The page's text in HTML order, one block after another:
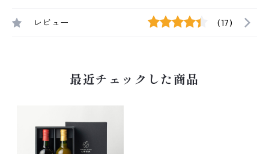
レビュー (17)
最近チェックした商品